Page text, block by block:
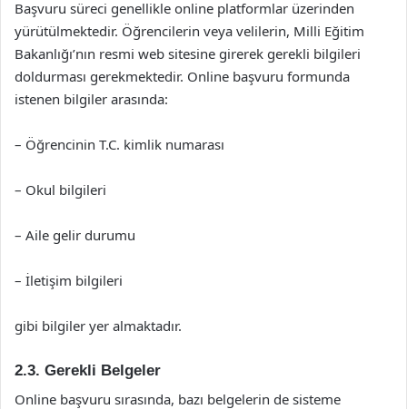
Başvuru süreci genellikle online platformlar üzerinden
yürütülmektedir. Öğrencilerin veya velilerin, Milli Eğitim
Bakanlığı’nın resmi web sitesine girerek gerekli bilgileri
doldurması gerekmektedir. Online başvuru formunda
istenen bilgiler arasında:
– Öğrencinin T.C. kimlik numarası
– Okul bilgileri
– Aile gelir durumu
– İletişim bilgileri
gibi bilgiler yer almaktadır.
2.3. Gerekli Belgeler
Online başvuru sırasında, bazı belgelerin de sisteme